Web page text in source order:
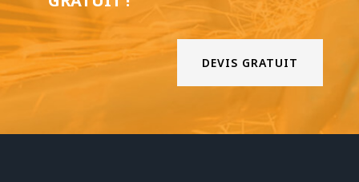
DEVIS GRATUIT